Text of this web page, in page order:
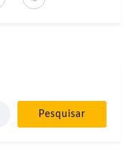
Pesquisar